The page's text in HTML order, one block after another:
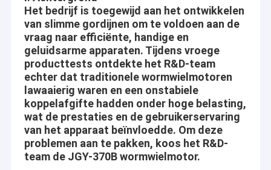
Het bedrijf is toegewijd aan het ontwikkelen
van slimme gordijnen om te voldoen aan de
vraag naar efficiënte, handige en
geluidsarme apparaten. Tijdens vroege
producttests ontdekte het R&D-team
echter dat traditionele wormwielmotoren
lawaaierig waren en een onstabiele
koppelafgifte hadden onder hoge belasting,
wat de prestaties en de gebruikerservaring
van het apparaat beïnvloedde. Om deze
problemen aan te pakken, koos het R&D-
team de JGY-370B wormwielmotor.